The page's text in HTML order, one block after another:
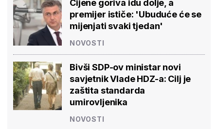
Cijene goriva idu dolje, a
premijer ističe: 'Ubuduće će se
mijenjati svaki tjedan'
NOVOSTI
Bivši SDP-ov ministar novi
savjetnik Vlade HDZ-a: Cilj je
zaštita standarda
umirovljenika
NOVOSTI